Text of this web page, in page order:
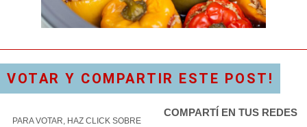
VOTAR Y COMPARTIR ESTE POST!
PARA VOTAR, HAZ CLICK SOBRE
COMPARTÍ EN TUS REDES